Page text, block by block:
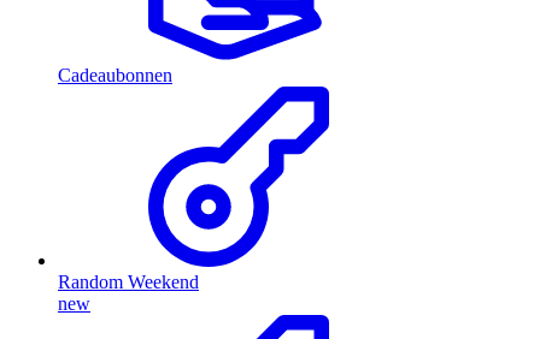
Cadeaubonnen
Random Weekend
new